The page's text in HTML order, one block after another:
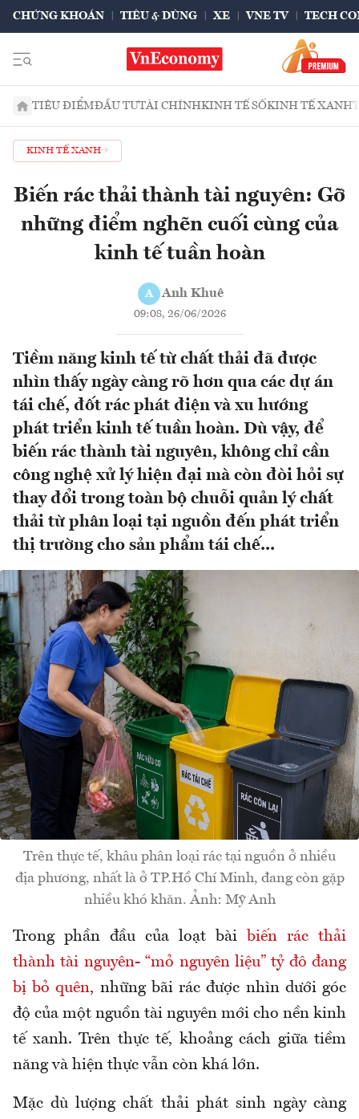
CHỨNG KHOÁN TIÊU & DÙNG XE VNE TV TECH
TIÊU ĐIỂMĐẦU TƯTÀI CHÍNHKINH TẾ SỐKINH TẾ XANH
KINH TẾ XANH
Biến rác thải thành tài nguyên: Gỡ
những điểm nghẽn cuối cùng của
kinh tế tuần hoàn
A Anh Khuê
09:08, 26/06/2026
Tiềm năng kinh tế từ chất thải đã được
nhìn thấy ngày càng rõ hơn qua các dự án
tái chế, đốt rác phát điện và xu hướng
phát triển kinh tế tuần hoàn. Dù vậy, để
biến rác thành tài nguyên, không chỉ cần
công nghệ xử lý hiện đại mà còn đòi hỏi sự
thay đổi trong toàn bộ chuỗi quản lý chất
thải từ phân loại tại nguồn đến phát triển
thị trường cho sản phẩm tái chế...
Trên thực tế, khâu phân loại rác tại nguồn ở nhiều
địa phương, nhất là ở TP.Hồ Chí Minh, đang còn gặp
nhiều khó khăn. Ảnh: Mỹ Anh
Trong phần đầu của loạt bài biến rác thải
thành tài nguyên- “mỏ nguyên liệu” tỷ đô đang
bị bỏ quên, những bãi rác được nhìn dưới góc
độ của một nguồn tài nguyên mới cho nền kinh
tế xanh. Trên thực tế, khoảng cách giữa tiềm
năng và hiện thực vẫn còn khá lớn.
Mặc dù lượng chất thải phát sinh ngày càng